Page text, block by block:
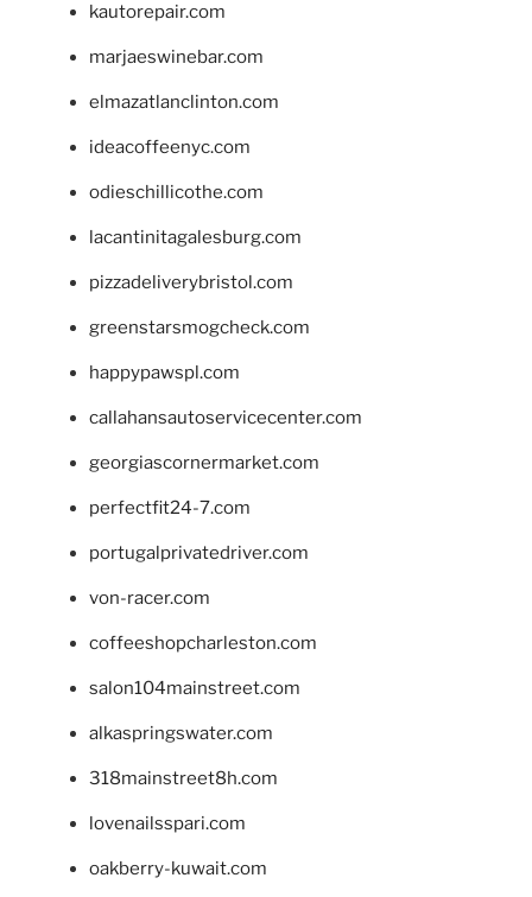
kautorepair.com
marjaeswinebar.com
elmazatlanclinton.com
ideacoffeenyc.com
odieschillicothe.com
lacantinitagalesburg.com
pizzadeliverybristol.com
greenstarsmogcheck.com
happypawspl.com
callahansautoservicecenter.com
georgiascornermarket.com
perfectfit24-7.com
portugalprivatedriver.com
von-racer.com
coffeeshopcharleston.com
salon104mainstreet.com
alkaspringswater.com
318mainstreet8h.com
lovenailsspari.com
oakberry-kuwait.com